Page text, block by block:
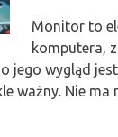
Monitor to
komputera,
jego wygląd
ważny. Nie